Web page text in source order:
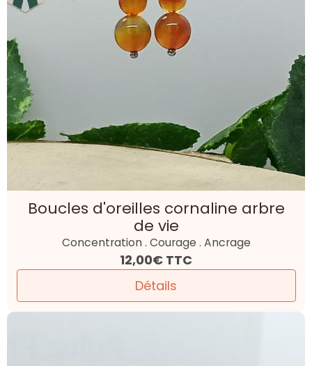
Boucles d'oreilles cornaline arbre
de vie
Concentration . Courage . Ancrage
12,00€ TTC
Détails